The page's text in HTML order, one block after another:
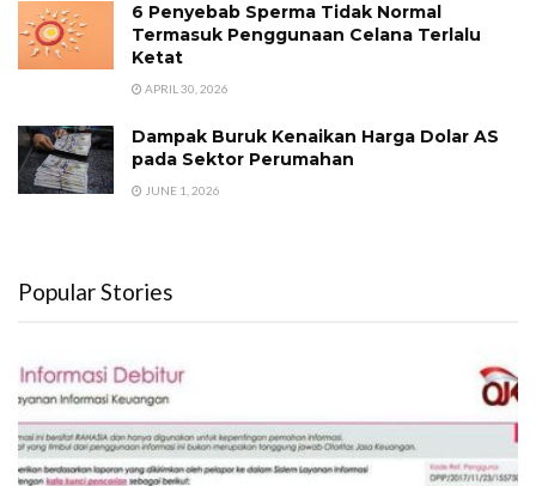
6 Penyebab Sperma Tidak Normal
Termasuk Penggunaan Celana Terlalu
Ketat
APRIL 30, 2026
Dampak Buruk Kenaikan Harga Dolar AS
pada Sektor Perumahan
JUNE 1, 2026
Popular Stories